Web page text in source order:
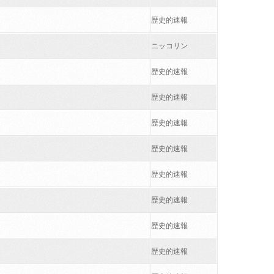
歴史的速報
ニッコリン
歴史的速報
歴史的速報
歴史的速報
歴史的速報
歴史的速報
歴史的速報
歴史的速報
歴史的速報